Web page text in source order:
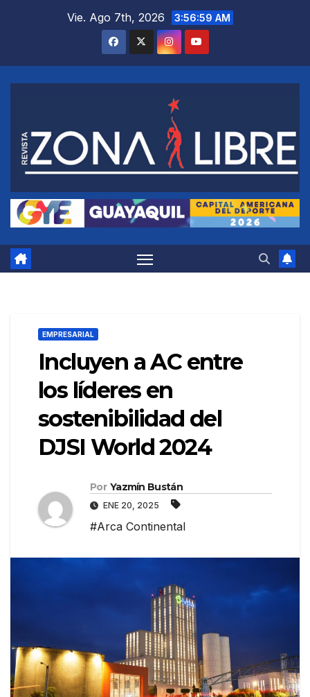
Vie. Ago 7th, 2026 3:57:00 AM
EMPRESARIAL
Incluyen a AC entre
los líderes en
sostenibilidad del
DJSI World 2024
Por Yazmín Bustán
ENE 20, 2025
#Arca Continental